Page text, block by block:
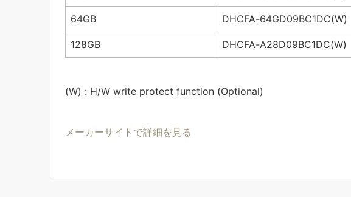
64GB DHCFA-64GD09BC1DC(W)
128GB DHCFA-A28D09BC1DC(W)
(W) : H/W write protect function (Optional)
メーカーサイトで詳細を見る